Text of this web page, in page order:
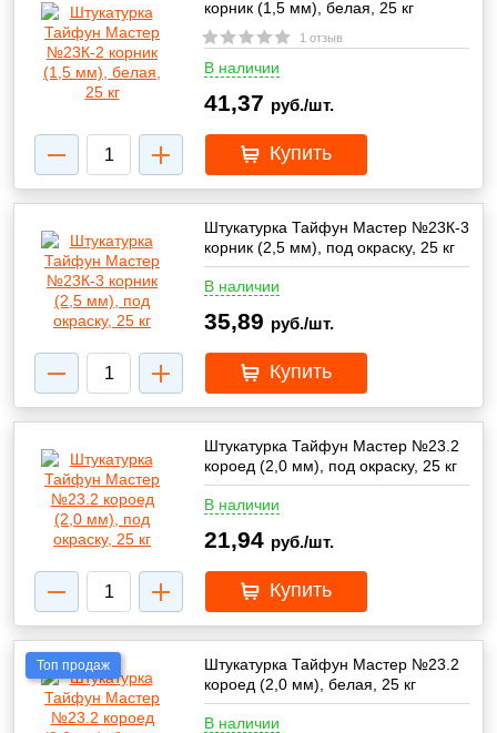
корник (1,5 мм), белая, 25 кг
1 отзыв
В наличии
41,37 руб./шт.
Купить
Штукатурка Тайфун Мастер №23К-3
корник (2,5 мм), под окраску, 25 кг
В наличии
35,89 руб./шт.
Купить
Штукатурка Тайфун Мастер №23.2
короед (2,0 мм), под окраску, 25 кг
В наличии
21,94 руб./шт.
Купить
Топ продаж
Штукатурка Тайфун Мастер №23.2
короед (2,0 мм), белая, 25 кг
В наличии